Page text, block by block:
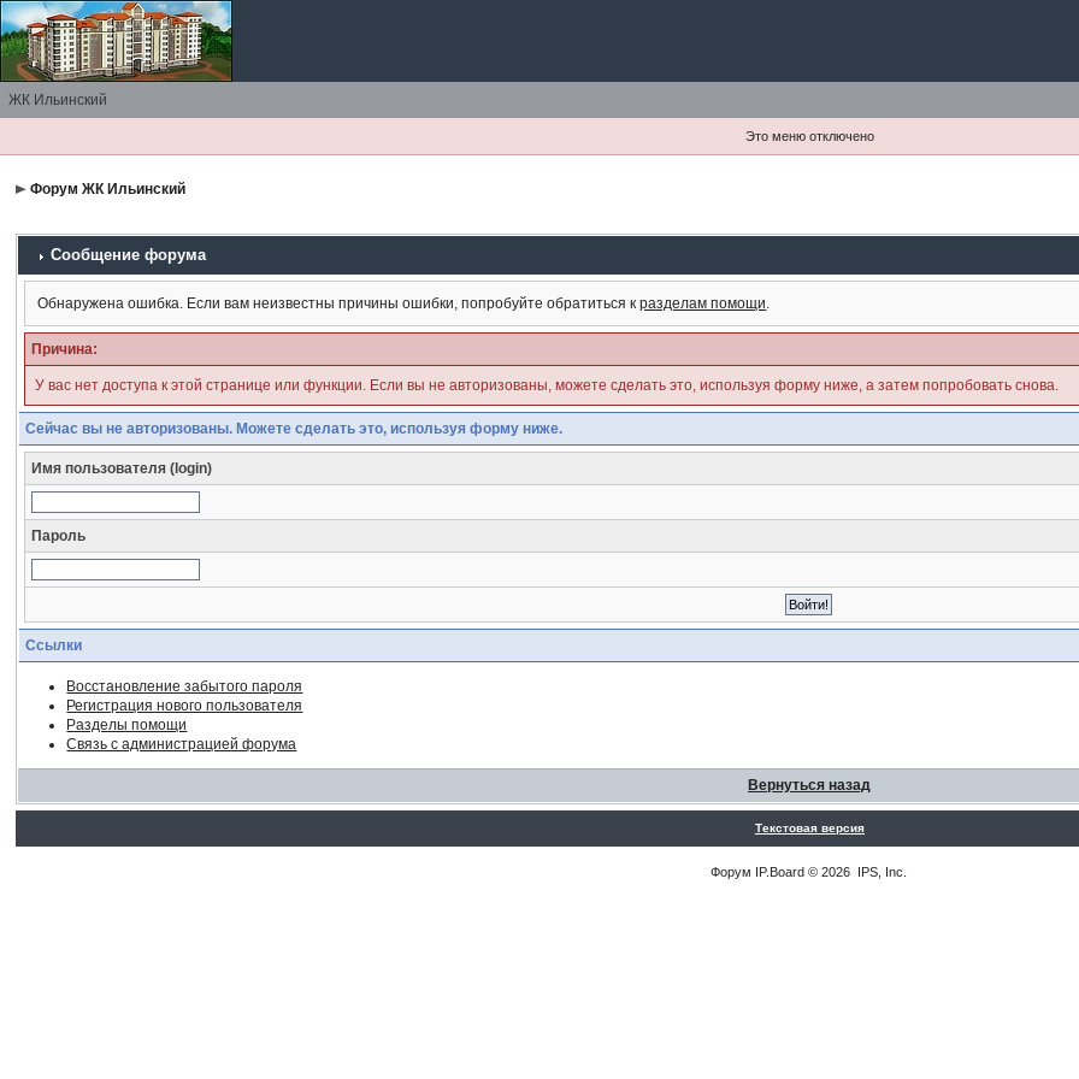
ЖК Ильинский
Это меню отключено
Форум ЖК Ильинский
Сообщение форума
Обнаружена ошибка. Если вам неизвестны причины ошибки, попробуйте обратиться кразделам помощи.
Причина:
У вас нет доступа к этой странице или функции. Если вы не авторизованы, можете сделать это, используя форму ниже, а затем попробовать снова.
Сейчас вы не авторизованы. Можете сделать это, используя форму ниже.
Имя пользователя (login)
Пароль
Ссылки
Восстановление забытого пароля
Регистрация нового пользователя
Разделы помощи
Связь с администрацией форума
Вернуться назад
Текстовая версия
Форум IP.Board © 2026 IPS, Inc